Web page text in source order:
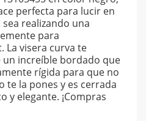
perfecta para lucir en
realizando una
para
visera curva te
increíble bordado que
rígida para que no
te la pones y es cerrada
y elegante. ¡Compras